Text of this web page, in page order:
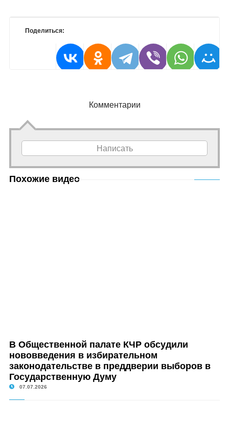
Поделиться:
Комментарии
Написать
Похожие видео
В Общественной палате КЧР обсудили
нововведения в избирательном
законодательстве в преддверии выборов в
Государственную Думу
07.07.2026